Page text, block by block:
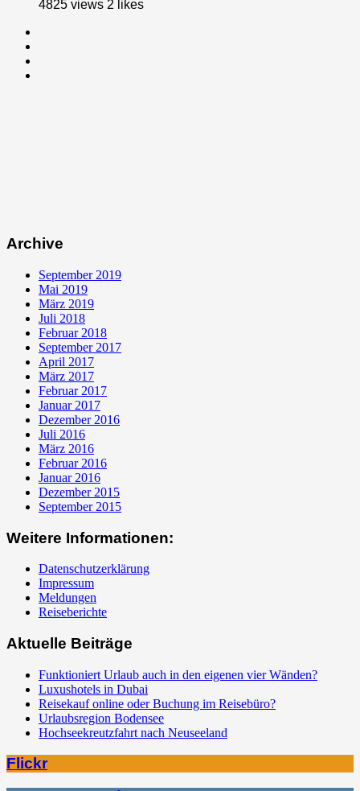
4825 views 2 likes
Archive
September 2019
Mai 2019
März 2019
Juli 2018
Februar 2018
September 2017
April 2017
März 2017
Februar 2017
Januar 2017
Dezember 2016
Juli 2016
März 2016
Februar 2016
Januar 2016
Dezember 2015
September 2015
Weitere Informationen:
Datenschutzerklärung
Impressum
Meldungen
Reiseberichte
Aktuelle Beiträge
Funktioniert Urlaub auch in den eigenen vier Wänden?
Luxushotels in Dubai
Reisekauf online oder Buchung im Reisebüro?
Urlaubsregion Bodensee
Hochseekreutzfahrt nach Neuseeland
Flickr